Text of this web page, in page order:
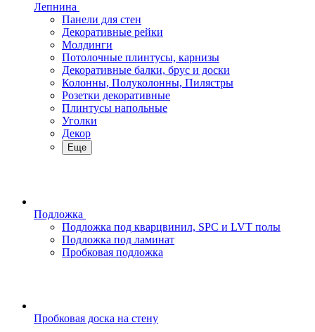
Лепнина
Панели для стен
Декоративные рейки
Молдинги
Потолочные плинтусы, карнизы
Декоративные балки, брус и доски
Колонны, Полуколонны, Пилястры
Розетки декоративные
Плинтусы напольные
Уголки
Декор
Еще
Подложка
Подложка под кварцвинил, SPC и LVT полы
Подложка под ламинат
Пробковая подложка
Пробковая доска на стену